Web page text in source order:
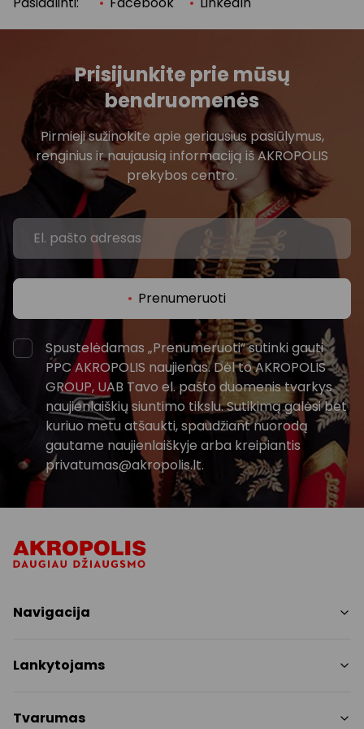
Prisijunkite prie mūsų
bendruomenės
Pirmieji sužinokite apie geriausius pasiūlymus,
renginius ir naujausią informaciją iš AKROPOLIS
prekybos centro.
Prenumeruoti
Spustelėdamas „Prenumeruoti“ sutinki gauti
PPC AKROPOLIS naujienas. Dėl to AKROPOLIS
GROUP, UAB Tavo el. pašto duomenis tvarkys
naujienlaiškių siuntimo tikslu. Sutikimą galėsi bet
kuriuo metu atšaukti, spaudžiant nuorodą
gautame naujienlaiškyje arba kreipiantis
privatumas@akropolis.lt.
Navigacija
Paslaugos
Pramogos
Lankytojams
Nemokami patogumai
Tvarumas